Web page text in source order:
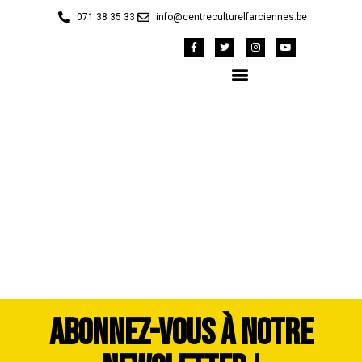
071 38 35 33 info@centreculturelfarciennes.be
ABONNEZ-VOUS À NOTRE